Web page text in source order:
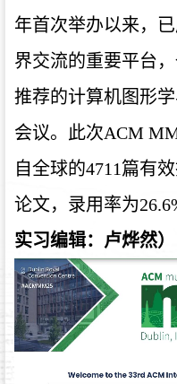
年首次举办以来，
界交流的重要平台
推荐的计算机图形
会议。此次ACM
自全球的4711篇有
论文，录用率为
实习编辑：卢烨然）